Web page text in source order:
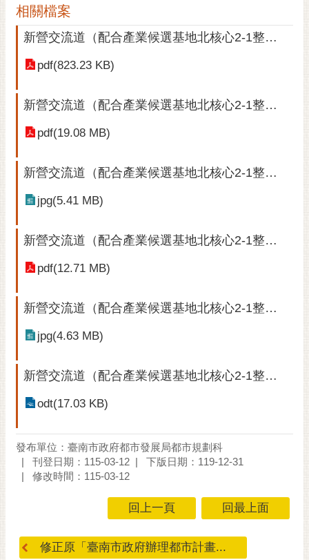
相關檔案
新營交流道（配合產業候選基地北核心2-1整體開發）案公展-公告文(PDF內容完全如上內文所述)
pdf(823.23 KB)
新營交流道（配合產業候選基地北核心2-1整體開發）案公展-主要計畫書
pdf(19.08 MB)
新營交流道（配合產業候選基地北核心2-1整體開發）案公展-主要計畫圖
jpg(5.41 MB)
新營交流道（配合產業候選基地北核心2-1整體開發）案公展-細部計畫書
pdf(12.71 MB)
新營交流道（配合產業候選基地北核心2-1整體開發）案公展-細部計畫圖
jpg(4.63 MB)
新營交流道（配合產業候選基地北核心2-1整體開發）案公展-人民團體陳情意見表
odt(17.03 KB)
發布單位：臺南市政府都市發展局都市規劃科
刊登日期：115-03-12
下版日期：119-12-31
修改時間：115-03-12
回上一頁 回最上面
修正原「臺南市政府辦理都市計畫...